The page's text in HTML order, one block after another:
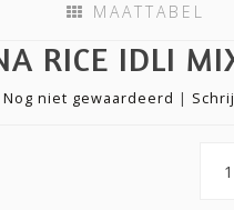
MAATTABEL
RICE IDLI
Nog niet gewaardeerd |